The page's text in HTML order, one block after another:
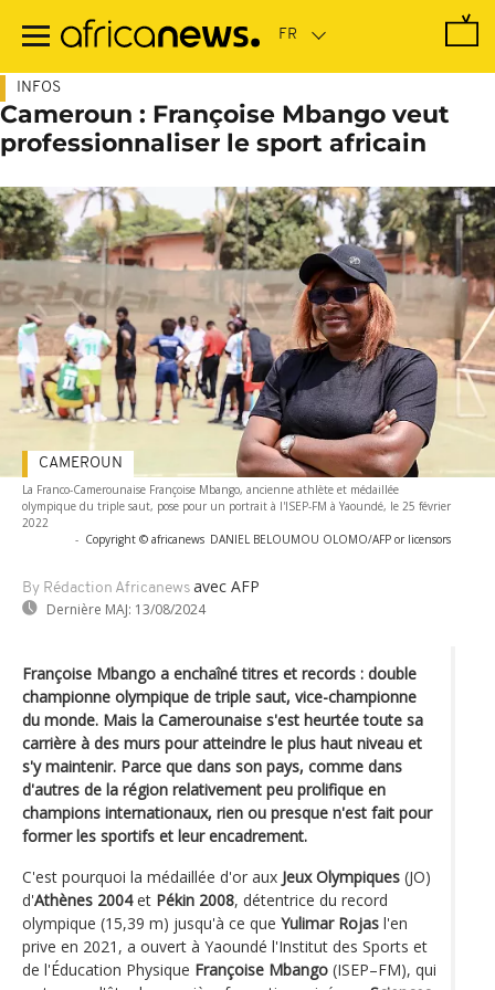
contenu
INFOS
Cameroun : Françoise Mbango veut
professionnaliser le sport africain
La Franco-Camerounaise Françoise Mbango, ancienne athlète et médaillée
olympique du triple saut, pose pour un portrait à l'ISEP-FM à Yaoundé, le 25 février
2022
- Copyright © africanews DANIEL BELOUMOU OLOMO/AFP or licensors
By Rédaction Africanews avec AFP
Dernière MAJ: 13/08/2024
CAMEROUN
Françoise Mbango a enchaîné titres et records : double
championne olympique de triple saut, vice-championne
du monde. Mais la Camerounaise s'est heurtée toute sa
carrière à des murs pour atteindre le plus haut niveau et
s'y maintenir. Parce que dans son pays, comme dans
d'autres de la région relativement peu prolifique en
champions internationaux, rien ou presque n'est fait pour
former les sportifs et leur encadrement.
C'est pourquoi la médaillée d'or aux Jeux Olympiques (JO)
d'Athènes 2004et Pékin 2008, détentrice du record
olympique (15,39 m) jusqu'à ce que Yulimar Rojas l'en
prive en 2021, a ouvert à Yaoundé l'Institut des Sports et
de l'Éducation Physique Françoise Mbango (ISEP–FM), qui